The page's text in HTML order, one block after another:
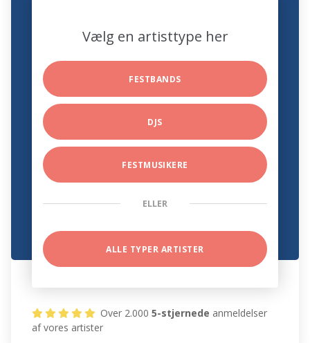
Vælg en artisttype her
FESTBANDS
DJS
FESTMUSIKERE
ELLER
ALLE TYPER ARTISTER
Over 2.0005-stjernede anmeldelser
af vores artister